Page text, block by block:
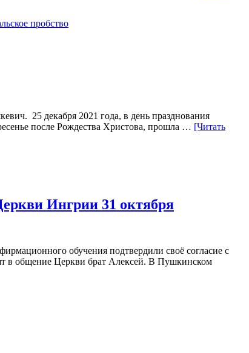
пробство
25 декабря 2021 года, в день празднования
после Рождества Христова, прошла … [Читать
Ингрии 31 октября
обучения подтвердили своё согласие с
в общение Церкви брат Алексей. В Пушкинском